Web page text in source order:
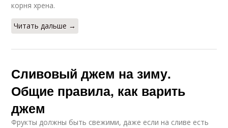
корня хрена.
Читать дальше →
Сливовый джем на зиму.
Общие правила, как варить
джем
Фрукты должны быть свежими, даже если на сливе есть